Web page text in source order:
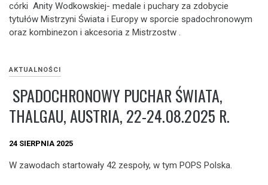
córki Anity Wodkowskiej- medale i puchary za zdobycie
tytułów Mistrzyni Świata i Europy w sporcie spadochronowym
oraz kombinezon i akcesoria z Mistrzostw .
AKTUALNOŚCI
SPADOCHRONOWY PUCHAR ŚWIATA,
THALGAU, AUSTRIA, 22-24.08.2025 R.
24 SIERPNIA 2025
W zawodach startowały 42 zespoły, w tym POPS Polska.